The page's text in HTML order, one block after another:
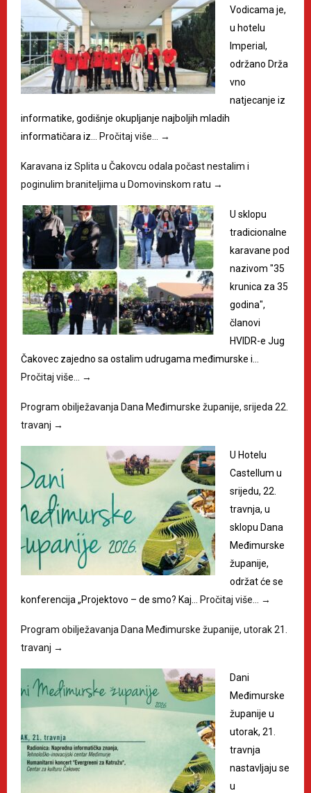
Vodicama je,
u hotelu
Imperial,
održano Drža
vno
natjecanje iz
informatike, godišnje okupljanje najboljih mladih
informatičara iz… Pročitaj više… →
Karavana iz Splita u Čakovcu odala počast nestalim i
poginulim braniteljima u Domovinskom ratu →
U sklopu
tradicionalne
karavane pod
nazivom "35
krunica za 35
godina",
članovi
HVIDR-e Jug
Čakovec zajedno sa ostalim udrugama međimurske i…
Pročitaj više… →
Program obilježavanja Dana Međimurske županije, srijeda 22.
travanj →
U Hotelu
Castellum u
srijedu, 22.
travnja, u
sklopu Dana
Međimurske
županije,
održat će se
konferencija „Projektovo – de smo? Kaj… Pročitaj više… →
Program obilježavanja Dana Međimurske županije, utorak 21.
travanj →
Dani
Međimurske
županije u
utorak, 21.
travnja
nastavljaju se
u